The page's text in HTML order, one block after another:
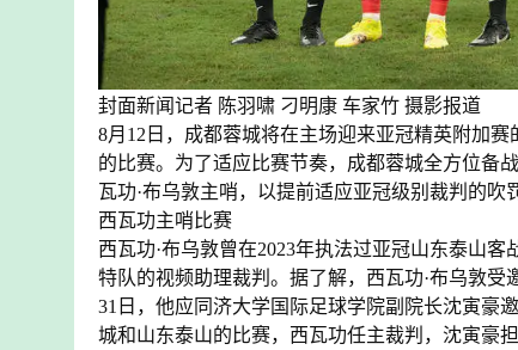
封面新闻记者 陈羽啸 刁明康 车家竹 摄影报道
8月12日，成都蓉城将在主场迎来亚冠精英附加
的比赛。为了适应比赛节奏，成都蓉城全方位备
瓦功·布乌敦主哨，以提前适应亚冠级别裁判的吹
西瓦功主哨比赛
西瓦功·布乌敦曾在2023年执法过亚冠山东泰山
特队的视频助理裁判。据了解，西瓦功·布乌敦受
31日，他应同济大学国际足球学院副院长沈寅豪
城和山东泰山的比赛，西瓦功任主裁判，沈寅豪